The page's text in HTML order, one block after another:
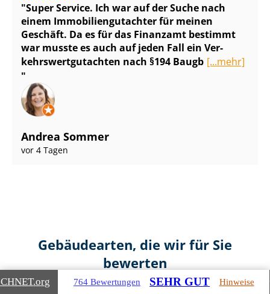
Super Service. Ich war auf der Suche nach
einem Im­mo­bi­li­en­gut­ach­ter für meinen
Geschäft. Da es für das Finanzamt bestimmt
war musste es auch auf jeden Fall ein Ver­
kehrs­wert­gut­ach­ten nach §194 Baugb [...mehr]
Andrea Sommer
vor 4 Tagen
Gebäudearten, die wir für Sie
bewerten
.org 764 Bewertungen SEHR GUT Hinweise